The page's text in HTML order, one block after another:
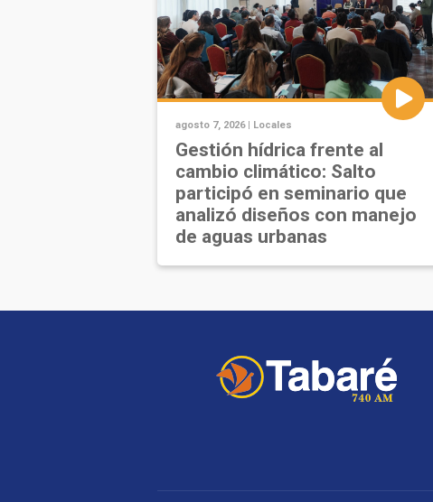
agosto 7, 2026 | Locales
Gestión hídrica frente al
cambio climático: Salto
participó en seminario que
analizó diseños con manejo
de aguas urbanas